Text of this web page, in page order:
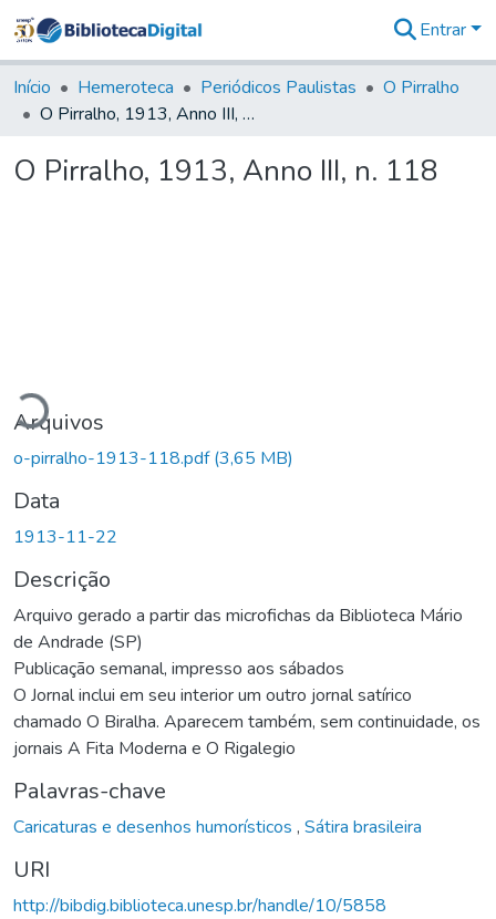
&
Coleções
Tudo na
Digital
Entrar
Início Hemeroteca Periódicos Paulistas
O Pirralho
O Pirralho, 1913, Anno III, n. 118
O Pirralho, 1913, Anno III, n. 118
Arquivos
o-pirralho-1913-118.pdf(3,65 MB)
Data
1913-11-22
Descrição
Arquivo gerado a partir das microfichas da Biblioteca Mário
de Andrade (SP)
Publicação semanal, impresso aos sábados
O Jornal inclui em seu interior um outro jornal satírico
chamado O Biralha. Aparecem também, sem continuidade, os
jornais A Fita Moderna e O Rigalegio
Palavras-chave
Caricaturas e desenhos humorísticos , Sátira brasileira
URI
http://bibdig.biblioteca.unesp.br/handle/10/5858